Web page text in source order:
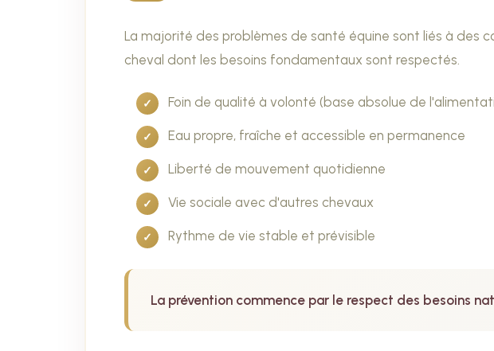
La majorité des problèmes de santé équine sont liés à des
cheval dont les besoins fondamentaux sont respectés.
Foin de qualité à volonté (base absolue de
Eau propre, fraîche et accessible en permanence
Liberté de mouvement quotidienne
Vie sociale avec d'autres chevaux
Rythme de vie stable et prévisible
La prévention commence par le respect des besoins